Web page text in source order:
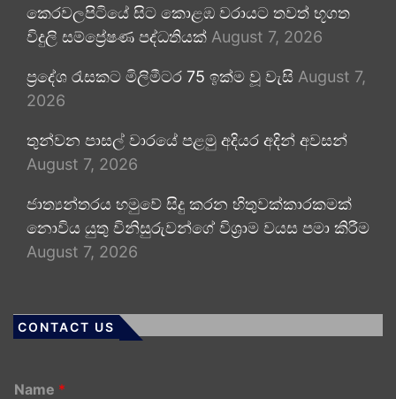
කෙරවලපිටියේ සිට කොළඹ වරායට තවත් භූගත
විදුලි සම්ප්‍රේෂණ පද්ධතියක් August 7, 2026
ප්‍රදේශ රැසකට මිලිමීටර 75 ඉක්ම වූ වැසි August 7,
2026
තුන්වන පාසල් වාරයේ පළමු අදියර අදින් අවසන්
August 7, 2026
ජාත්‍යන්තරය හමුවේ සිදු කරන හිතුවක්කාරකමක්
නොවිය යුතු විනිසුරුවන්ගේ විශ්‍රාම වයස පමා කිරීම
August 7, 2026
CONTACT US
Name *